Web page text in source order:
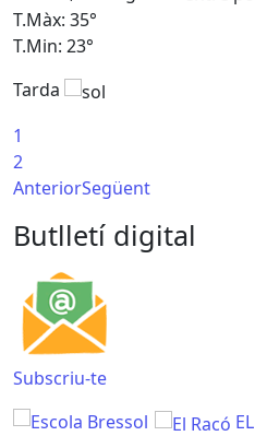
T.Màx: 35°
T.Min: 23°
Tarda
1
2
AnteriorSegüent
Butlletí digital
Subscriu-te
EL